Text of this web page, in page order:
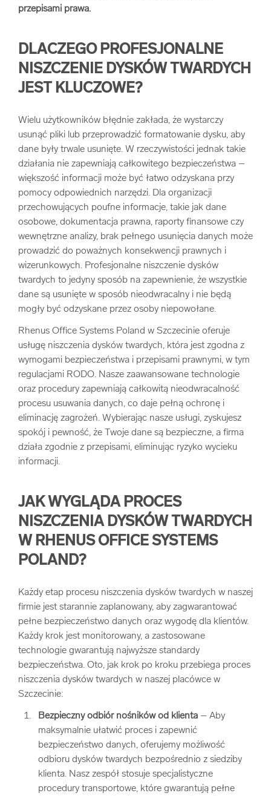
przepisami prawa.
DLACZEGO PROFESJONALNE
NISZCZENIE DYSKÓW TWARDYCH
JEST KLUCZOWE?
Wielu użytkowników błędnie zakłada, że wystarczy
usunąć pliki lub przeprowadzić formatowanie dysku, aby
dane były trwale usunięte. W rzeczywistości jednak takie
działania nie zapewniają całkowitego bezpieczeństwa –
większość informacji może być łatwo odzyskana przy
pomocy odpowiednich narzędzi. Dla organizacji
przechowujących poufne informacje, takie jak dane
osobowe, dokumentacja prawna, raporty finansowe czy
wewnętrzne analizy, brak pełnego usunięcia danych może
prowadzić do poważnych konsekwencji prawnych i
wizerunkowych. Profesjonalne niszczenie dysków
twardych to jedyny sposób na zapewnienie, że wszystkie
dane są usunięte w sposób nieodwracalny i nie będą
mogły być odzyskane przez osoby niepowołane.
Rhenus Office Systems Poland w Szczecinie oferuje
usługę niszczenia dysków twardych, która jest zgodna z
wymogami bezpieczeństwa i przepisami prawnymi, w tym
regulacjami RODO. Nasze zaawansowane technologie
oraz procedury zapewniają całkowitą nieodwracalność
procesu usuwania danych, co daje pełną ochronę i
eliminację zagrożeń. Wybierając nasze usługi, zyskujesz
spokój i pewność, że Twoje dane są bezpieczne, a firma
działa zgodnie z przepisami, eliminując ryzyko wycieku
informacji.
JAK WYGLĄDA PROCES
NISZCZENIA DYSKÓW TWARDYCH
W RHENUS OFFICE SYSTEMS
POLAND?
Każdy etap procesu niszczenia dysków twardych w naszej
firmie jest starannie zaplanowany, aby zagwarantować
pełne bezpieczeństwo danych oraz wygodę dla klientów.
Każdy krok jest monitorowany, a zastosowane
technologie gwarantują najwyższe standardy
bezpieczeństwa. Oto, jak krok po kroku przebiega proces
niszczenia dysków twardych w naszej placówce w
Szczecinie:
Bezpieczny odbiór nośników od klienta – Aby
maksymalnie ułatwić proces i zapewnić
bezpieczeństwo danych, oferujemy możliwość
odbioru dysków twardych bezpośrednio z siedziby
klienta. Nasz zespół stosuje specjalistyczne
procedury transportowe, które gwarantują pełne